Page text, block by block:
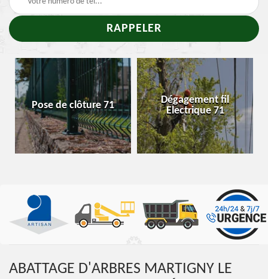
Pose de clôture 71
Dégagement fil
Electrique 71
ABATTAGE D'ARBRES MARTIGNY LE